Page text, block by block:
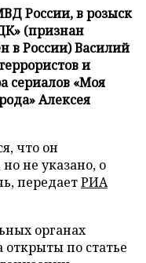
России, в розыск
(признан
в России) Василий
и
сериалов «Моя
Алексея
что он
не указано, о
передаетРИА
органах
открыты по статье